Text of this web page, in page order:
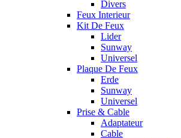
Divers
Feux Interieur
Kit De Feux
Lider
Sunway
Universel
Plaque De Feux
Erde
Sunway
Universel
Prise & Cable
Adaptateur
Cable